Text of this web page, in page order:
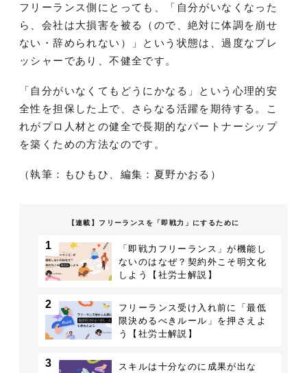
フリーランス側にとっても、「自分がいなくなった
ら、会社は大損害を被る（ので、絶対に体調を崩せ
ない・辞められない）」という状態は、過度なプレ
ッシャーであり、不健全です。
「自分がいなくてもどうにかなる」という心理的安
全性を担保した上で、さらなる活躍を期待する。こ
れがプロ人材との健全で長期的なパートナーシップ
を築くための方法なのです。
（執筆：もひもひ、編集：夏野かおる）
【連載】フリーランスを「即戦力」にするために
1
「即戦力フリーランス」が機能し
ないのはなぜ？契約外こそ明文化
しよう【社労士解説】
2
フリーランス受け入れ前に「最低
限決めるべきルール」を押さえよ
う【社労士解説】
3
スキルは十分なのに成果が出な